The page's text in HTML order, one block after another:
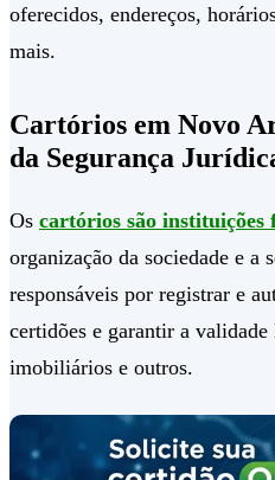
oferecidos, endereços,
mais.
Cartórios em Novo
da Segurança
Os cartórios são instituições
organização da sociedade e a
responsáveis por registrar e
certidões e garantir a
imobiliários e outros.